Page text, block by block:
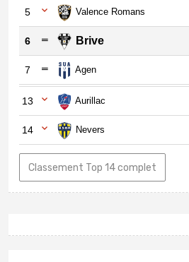
5 Valence Romans
6 Brive
7 Agen
13 Aurillac
14 Nevers
Classement Top 14 complet